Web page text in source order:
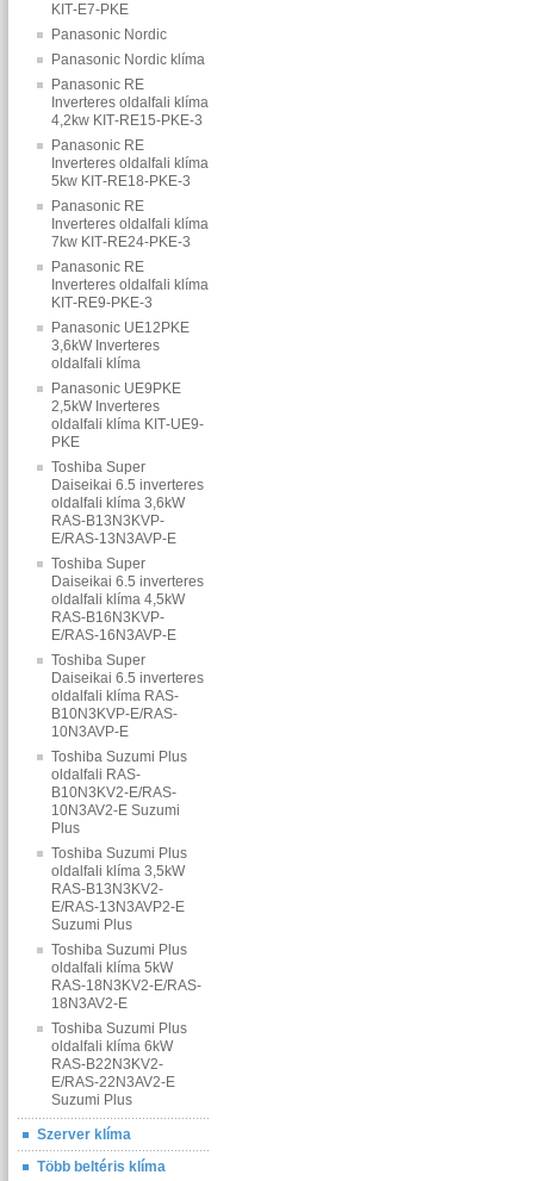
KIT‐E7‐PKE
Panasonic Nordic
Panasonic Nordic klíma
Panasonic RE
Inverteres oldalfali klíma
4,2kw KIT‐RE15‐PKE‐3
Panasonic RE
Inverteres oldalfali klíma
5kw KIT‐RE18‐PKE‐3
Panasonic RE
Inverteres oldalfali klíma
7kw KIT‐RE24‐PKE‐3
Panasonic RE
Inverteres oldalfali klíma
KIT‐RE9‐PKE‐3
Panasonic UE12PKE
3,6kW Inverteres
oldalfali klíma
Panasonic UE9PKE
2,5kW Inverteres
oldalfali klíma KIT‐UE9‐
PKE
Toshiba Super
Daiseikai 6.5 inverteres
oldalfali klíma 3,6kW
RAS-B13N3KVP-
E/RAS-13N3AVP-E
Toshiba Super
Daiseikai 6.5 inverteres
oldalfali klíma 4,5kW
RAS-B16N3KVP-
E/RAS-16N3AVP-E
Toshiba Super
Daiseikai 6.5 inverteres
oldalfali klíma RAS-
B10N3KVP-E/RAS-
10N3AVP-E
Toshiba Suzumi Plus
oldalfali RAS-
B10N3KV2-E/RAS-
10N3AV2-E Suzumi
Plus
Toshiba Suzumi Plus
oldalfali klíma 3,5kW
RAS-B13N3KV2-
E/RAS-13N3AVP2-E
Suzumi Plus
Toshiba Suzumi Plus
oldalfali klíma 5kW
RAS-18N3KV2-E/RAS-
18N3AV2-E
Toshiba Suzumi Plus
oldalfali klíma 6kW
RAS-B22N3KV2-
E/RAS-22N3AV2-E
Suzumi Plus
Szerver klíma
Több beltéris klíma